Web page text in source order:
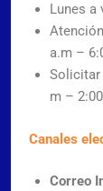
Lunes a
a.m –
Solicitar
m –
Canales
Correo